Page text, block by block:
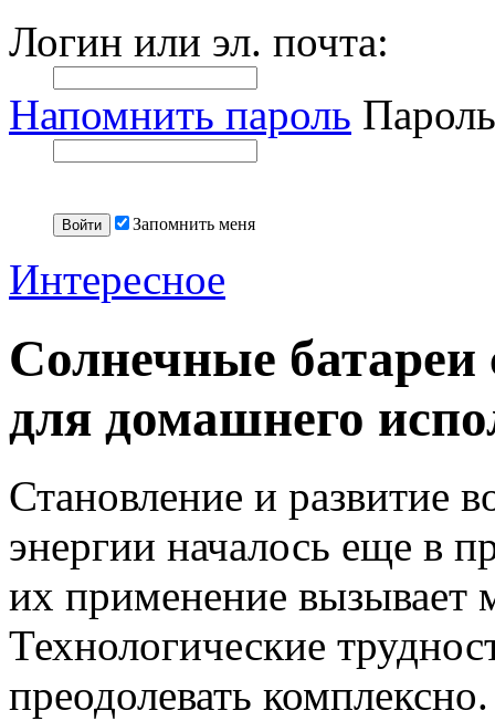
Логин или эл. почта:
Напомнить пароль
Запомнить меня
Интересное
Солнечные батареи
для домашнего
Становление и развитие
энергии началось еще в
их применение вызывает
Технологические
преодолевать комплексно.